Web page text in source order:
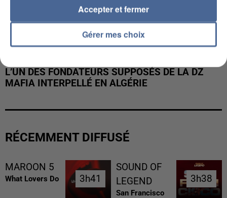
L’UN DES FONDATEURS SUPPOSÉS DE LA DZ
MAFIA INTERPELLÉ EN ALGÉRIE
RÉCEMMENT DIFFUSÉ
MAROON 5
What Lovers Do 3h41
3h41
SOUND OF
LEGEND
San Francisco
3h38
3h38
Gérer mes choix
Accepter et fermer